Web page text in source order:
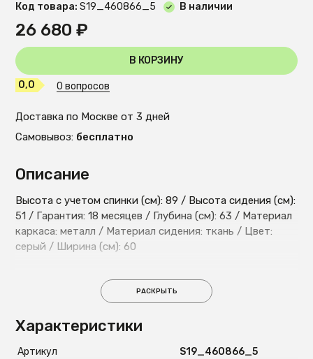
Описание
Высота с учетом спинки (см): 89 / Высота сидения (см):
51 / Гарантия: 18 месяцев / Глубина (см): 63 / Материал
каркаса: металл / Материал сидения: ткань / Цвет:
серый / Ширина (см): 60
РАСКРЫТЬ
Характеристики
Артикул
S19_460866_5
Код товара: S19_460866_5 В наличии
26 680 ₽
В КОРЗИНУ
0,0 0 вопросов
Доставка по Москве от 3 дней
Самовывоз: бесплатно